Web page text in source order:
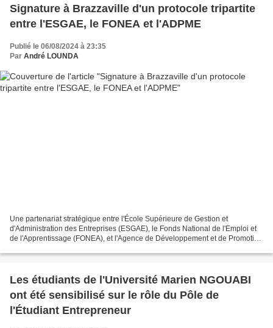
Signature à Brazzaville d'un protocole tripartite
entre l'ESGAE, le FONEA et l'ADPME
Publié le 06/08/2024 à 23:35
Par André LOUNDA
Une partenariat stratégique entre l'École Supérieure de Gestion et
d'Administration des Entreprises (ESGAE), le Fonds National de l'Emploi et
de l'Apprentissage (FONEA), et l'Agence de Développement et de Promotion
Les étudiants de l'Université Marien NGOUABI
ont été sensibilisé sur le rôle du Pôle de
l'Étudiant Entrepreneur